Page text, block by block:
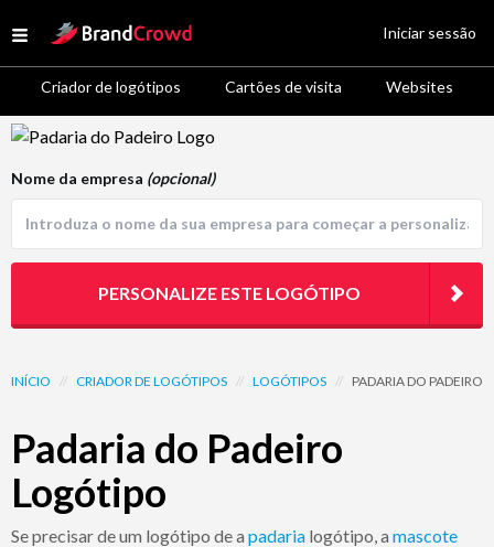
Open menu
Site Logo
Criador de logótipos Cartões de visita Websites
Iniciar sessão
Logo Template Preview
INÍCIO // CRIADOR DE LOGÓTIPOS // LOGÓTIPOS // PADARIA DO PADEIRO
Padaria do Padeiro
Logótipo
Se precisar de um logótipo de a padaria logótipo, a mascote
Nome da empresa (opcional)
PERSONALIZE ESTE LOGÓTIPO